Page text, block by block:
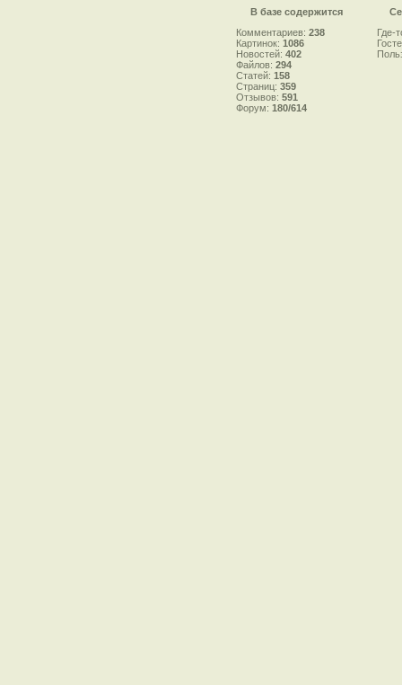
В базе содержится
Комментариев: 238
Картинок: 1086
Новостей: 402
Файлов: 294
Статей: 158
Страниц: 359
Отзывов: 591
Форум: 180/614
Где-